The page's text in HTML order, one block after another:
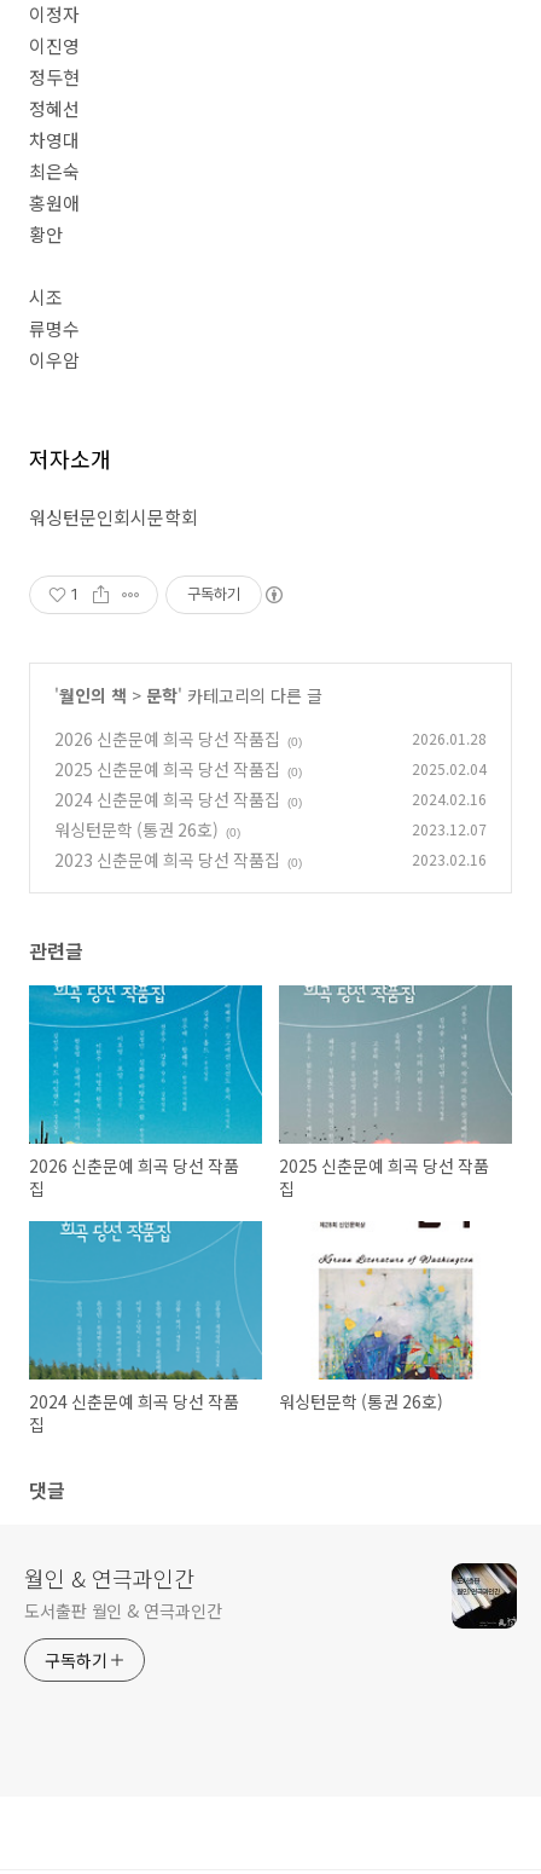
이정자
이진영
정두현
정혜선
차영대
최은숙
홍원애
황안
시조
류명수
이우암
저자소개
워싱턴문인회시문학회
1 구독하기
'월인의 책 > 문학' 카테고리의 다른 글
2026 신춘문예 희곡 당선 작품집
(0) 2026.01.28
2025 신춘문예 희곡 당선 작품집 (0) 2025.02.04
2024 신춘문예 희곡 당선 작품집 (0) 2024.02.16
워싱턴문학 (통권 26호) (0) 2023.12.07
2023 신춘문예 희곡 당선 작품집 (0) 2023.02.16
관련글
2026 신춘문예 희곡 당선 작품
집
2025 신춘문예 희곡 당선 작품
집
2024 신춘문예 희곡 당선 작품
집
워싱턴문학 (통권 26호)
댓글
월인 & 연극과인간
도서출판 월인 & 연극과인간
구독하기